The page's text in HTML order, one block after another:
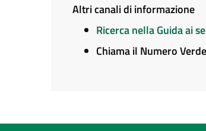
Altri canali di informazione
Ricerca nella Guida ai
Chiama il Numero